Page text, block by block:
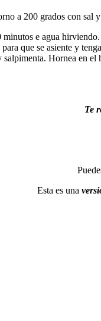
a 200 grados con
minutos e agua
que se asiente y
Hornea en
Te
Esta es una